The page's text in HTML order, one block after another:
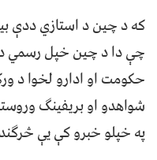
که د چین د استازي ددې
چې دا د چین خپل رسمي
حکومت او ادارو لخوا د
شواھدو او بریفینګ
په خپلو خبرو کې یې